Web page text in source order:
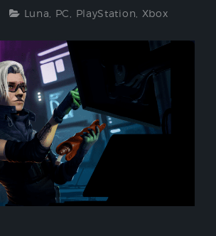
Luna PC PlayStation Xbox